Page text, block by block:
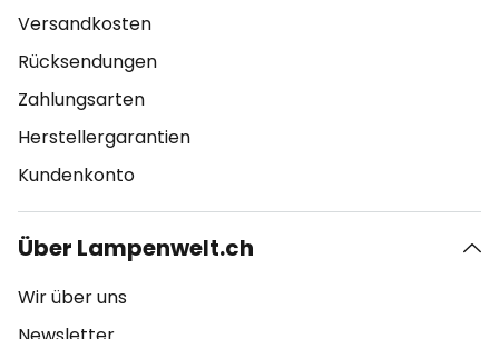
Versandkosten
Rücksendungen
Zahlungsarten
Herstellergarantien
Kundenkonto
Über Lampenwelt.ch
Wir über uns